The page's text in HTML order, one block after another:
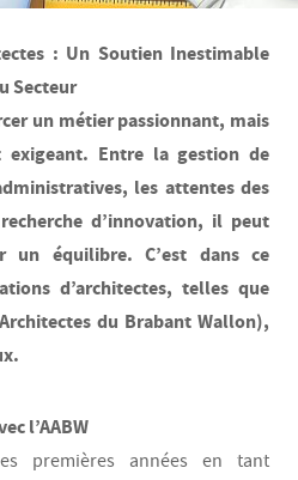
: Un Soutien Inestimable
Secteur
un métier passionnant, mais
exigeant. Entre la gestion de
les attentes des
d’innovation, il peut
équilibre. C’est dans ce
d’architectes, telles que
du Brabant Wallon),
l’AABW
premières années en tant